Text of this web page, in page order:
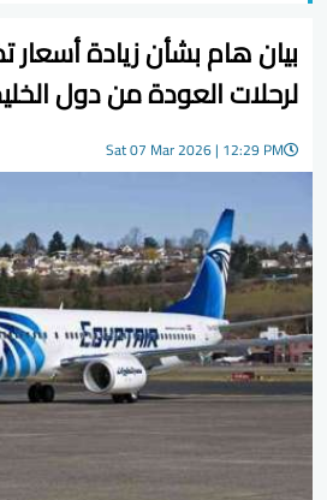
بيان هام بشأن زيادة أسعار
لرحلات العودة من دول
Sat 07 Mar 2026 | 12:29 PM